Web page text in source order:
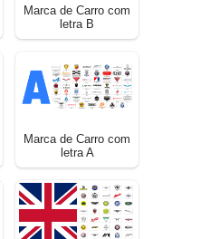
Marca de Carro com
letra B
Marca de Carro com
letra A